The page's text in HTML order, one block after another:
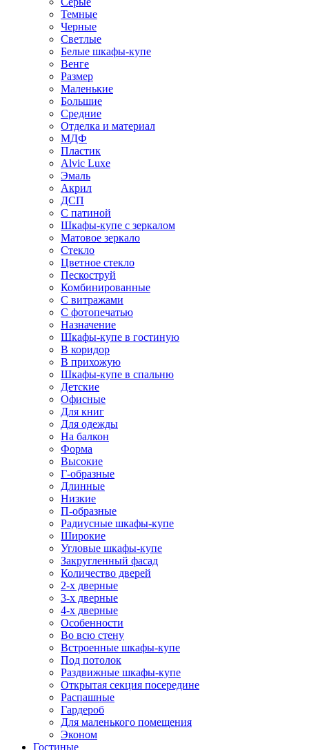
Темные
Черные
Светлые
Белые шкафы-купе
Венге
Размер
Маленькие
Большие
Средние
Отделка и материал
МДФ
Пластик
Alvic Luxe
Эмаль
Акрил
ДСП
С патиной
Шкафы-купе с зеркалом
Матовое зеркало
Стекло
Цветное стекло
Пескоструй
Комбинированные
С витражами
С фотопечатью
Назначение
Шкафы-купе в гостиную
В коридор
В прихожую
Шкафы-купе в спальню
Детские
Офисные
Для книг
Для одежды
На балкон
Форма
Высокие
Г-образные
Длинные
Низкие
П-образные
Радиусные шкафы-купе
Широкие
Угловые шкафы-купе
Закругленный фасад
Количество дверей
2-х дверные
3-х дверные
4-х дверные
Особенности
Во всю стену
Встроенные шкафы-купе
Под потолок
Раздвижные шкафы-купе
Открытая секция посередине
Распашные
Гардероб
Для маленького помещения
Эконом
Гостиные